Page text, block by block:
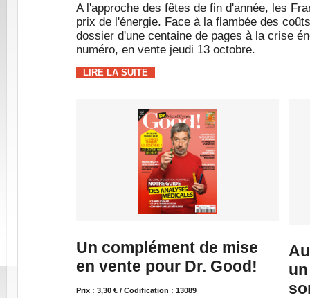
A l'approche des fêtes de fin d'année, les
prix de l'énergie. Face à la flambée des
dossier d'une centaine de pages à la crise
numéro, en vente jeudi 13 octobre.
LIRE LA SUITE
Un complément de mise
en vente pour Dr. Good!
Prix : 3,30 € / Codification : 13089